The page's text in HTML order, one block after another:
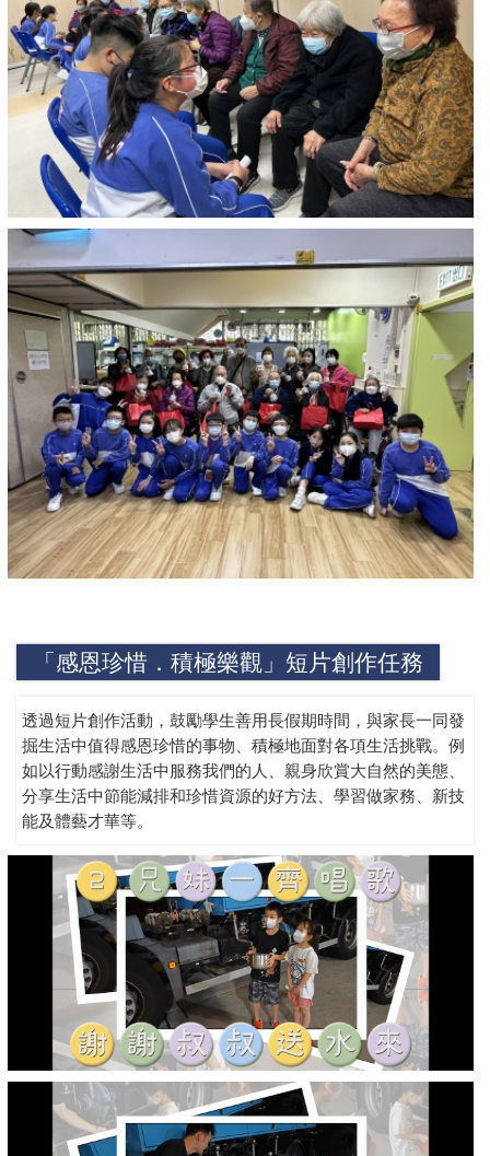
「感恩珍惜．積極樂觀」短片創作任務
透過短片創作活動，鼓勵學生善用長假期時間，與家長一同發
掘生活中值得感恩珍惜的事物、積極地面對各項生活挑戰。例
如以行動感謝生活中服務我們的人、親身欣賞大自然的美態、
分享生活中節能減排和珍惜資源的好方法、學習做家務、新技
能及體藝才華等。